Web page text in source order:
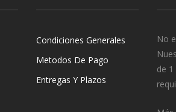
Condiciones Generales
Metodos De Pago
Entregas Y Plazos
No
de